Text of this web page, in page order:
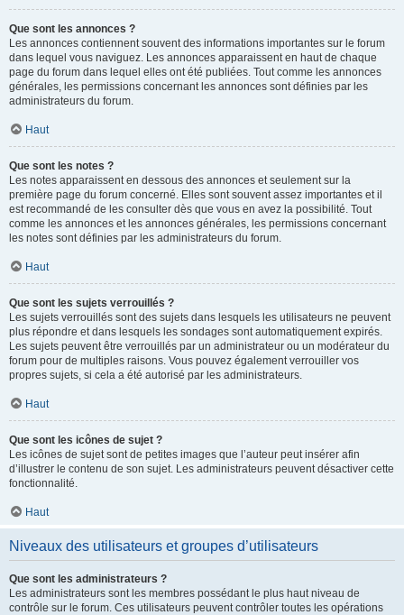
Que sont les annonces ?
Les annonces contiennent souvent des informations importantes sur le forum
dans lequel vous naviguez. Les annonces apparaissent en haut de chaque
page du forum dans lequel elles ont été publiées. Tout comme les annonces
générales, les permissions concernant les annonces sont définies par les
administrateurs du forum.
Haut
Que sont les notes ?
Les notes apparaissent en dessous des annonces et seulement sur la
première page du forum concerné. Elles sont souvent assez importantes et il
est recommandé de les consulter dès que vous en avez la possibilité. Tout
comme les annonces et les annonces générales, les permissions concernant
les notes sont définies par les administrateurs du forum.
Haut
Que sont les sujets verrouillés ?
Les sujets verrouillés sont des sujets dans lesquels les utilisateurs ne peuvent
plus répondre et dans lesquels les sondages sont automatiquement expirés.
Les sujets peuvent être verrouillés par un administrateur ou un modérateur du
forum pour de multiples raisons. Vous pouvez également verrouiller vos
propres sujets, si cela a été autorisé par les administrateurs.
Haut
Que sont les icônes de sujet ?
Les icônes de sujet sont de petites images que l’auteur peut insérer afin
d’illustrer le contenu de son sujet. Les administrateurs peuvent désactiver cette
fonctionnalité.
Haut
Niveaux des utilisateurs et groupes d’utilisateurs
Que sont les administrateurs ?
Les administrateurs sont les membres possédant le plus haut niveau de
contrôle sur le forum. Ces utilisateurs peuvent contrôler toutes les opérations